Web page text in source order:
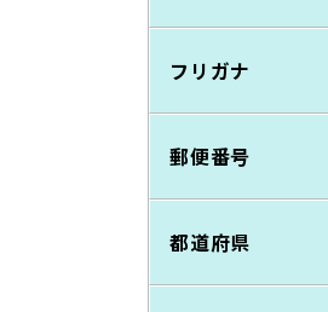
フリガナ
郵便番号
都道府県